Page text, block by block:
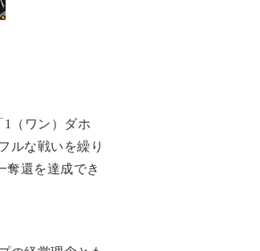
（ワン）ダホ
ルな戦いを繰り
奪還を達成でき